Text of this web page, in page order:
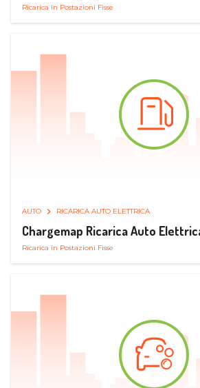
Ricarica in Postazioni Fisse
AUTO RICARICA AUTO ELETTRICA
Chargemap Ricarica Auto
Ricarica in Postazioni Fisse